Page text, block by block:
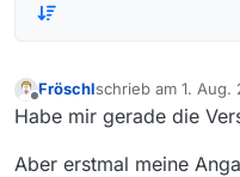
Offline
Fröschlschrieb am 1. Aug.
zuletzt editiert von
Habe mir gerade die
Aber erstmal meine